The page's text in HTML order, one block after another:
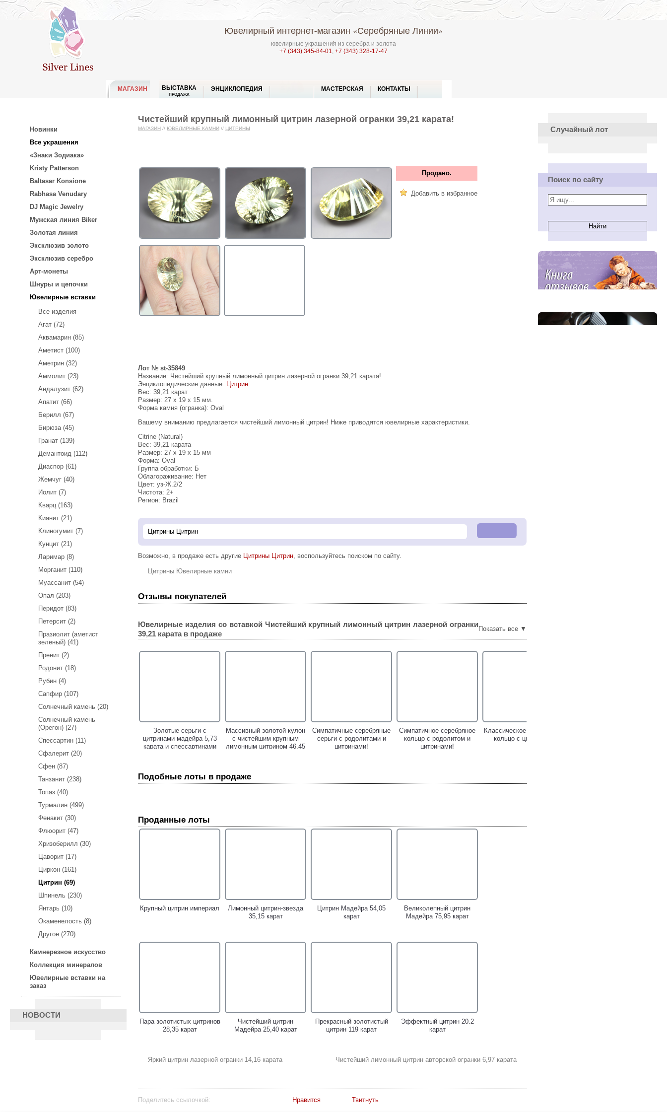
Ювелирный интернет-магазин «Серебряные Линии»
ювелирные украшения из серебра и золота
+7 (343) 345-84-01, +7 (343) 328-17-47
МАГАЗИН ВЫСТАВКА
ПРОДАЖА
ЭНЦИКЛОПЕДИЯ МАСТЕРСКАЯ КОНТАКТЫ
Новинки
Все украшения
«Знаки Зодиака»
Kristy Patterson
Baltasar Konsione
Rabhasa Venudary
DJ Magic Jewelry
Мужская линия Biker
Золотая линия
Эксклюзив золото
Эксклюзив серебро
Арт-монеты
Шнуры и цепочки
Ювелирные вставки
Все изделия
Агат (72)
Аквамарин (85)
Аметист (100)
Аметрин (32)
Аммолит (23)
Андалузит (62)
Апатит (66)
Берилл (67)
Бирюза (45)
Гранат (139)
Демантоид (112)
Диаспор (61)
Жемчуг (40)
Иолит (7)
Кварц (163)
Кианит (21)
Клиногумит (7)
Кунцит (21)
Ларимар (8)
Морганит (110)
Муассанит (54)
Опал (203)
Перидот (83)
Петерсит (2)
Празиолит (аметист
зеленый) (41)
Пренит (2)
Родонит (18)
Рубин (4)
Сапфир (107)
Солнечный камень (20)
Солнечный камень
(Орегон) (27)
Спессартин (11)
Сфалерит (20)
Сфен (87)
Танзанит (238)
Топаз (40)
Турмалин (499)
Фенакит (30)
Флюорит (47)
Хризоберилл (30)
Цаворит (17)
Циркон (161)
Цитрин (69)
Шпинель (230)
Янтарь (10)
Окаменелость (8)
Другое (270)
Камнерезное искусство
Коллекция минералов
Ювелирные вставки на
заказ
НОВОСТИ
Чистейший крупный лимонный цитрин лазерной огранки 39,21 карата!
МАГАЗИН // ЮВЕЛИРНЫЕ КАМНИ // ЦИТРИНЫ
Продано.
Добавить в избранное
Лот № st-35849
Название: Чистейший крупный лимонный цитрин лазерной огранки 39,21 карата!
Энциклопедические данные: Цитрин
Вес: 39,21 карат
Размер: 27 x 19 x 15 мм.
Форма камня (огранка): Oval
Вашему вниманию предлагается чистейший лимонный цитрин! Ниже приводятся ювелирные характеристики.
Citrine (Natural)
Вес: 39,21 карата
Размер: 27 х 19 х 15 мм
Форма: Oval
Группа обработки: Б
Облагораживание: Нет
Цвет: уз-Ж.2/2
Чистота: 2+
Регион: Brazil
Возможно, в продаже есть другие Цитрины Цитрин , воспользуйтесь поиском по сайту.
Цитрины Ювелирные камни
Отзывы покупателей
Ювелирные изделия со вставкой Чистейший крупный лимонный цитрин лазерной огранки
39,21 каратав продаже
Показать все ▼
Золотое кольцо с крупным
резным цитрином 11,9
карата и бесцветными
топазами!
Золотые серьги с
цитринами мадейра 5,73
карата и спессартинами
Массивный золотой кулон
с чистейшим крупным
лимонным цитрином 46,45
Симпатичные серебряные
серьги с родолитами и
цитринами!
Симпатичное серебряное
кольцо с родолитом и
цитринами!
Классическое cеребряное
кольцо с цитрином!
Стильные серебряные
«неоновыми» апатитами!
Изящное серебряное
кольцо с цитринами!
Подобные лоты в продаже
Проданные лоты
Крупный цитрин империал
Лимонный цитрин-звезда
35,15 карат
Цитрин Мадейра 54,05
карат
Великолепный цитрин
Мадейра 75,95 карат
Пара золотистых цитринов
28,35 карат
Чистейший цитрин
Мадейра 25,40 карат
Прекрасный золотистый
цитрин 119 карат
Эффектный цитрин 20.2
карат
Яркий цитрин лазерной огранки 14,16 карата Чистейший лимонный цитрин авторской огранки 6,97 карата
Поделитесь ссылочкой: Нравится Твитнуть
Случайный лот
Поиск по сайту